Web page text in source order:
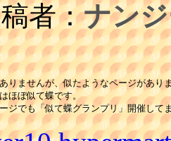
者：ナン
りませんが、似たようなページがあり
ほぼ似て蝶です。
ジでも「似て蝶グランプリ」開催して